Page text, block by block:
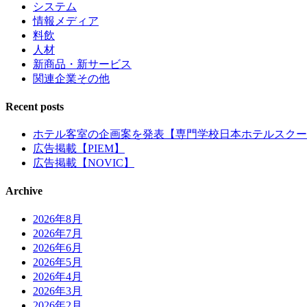
システム
情報メディア
料飲
人材
新商品・新サービス
関連企業その他
Recent posts
ホテル客室の企画案を発表【専門学校日本ホテルスク
広告掲載【PIEM】
広告掲載【NOVIC】
Archive
2026年8月
2026年7月
2026年6月
2026年5月
2026年4月
2026年3月